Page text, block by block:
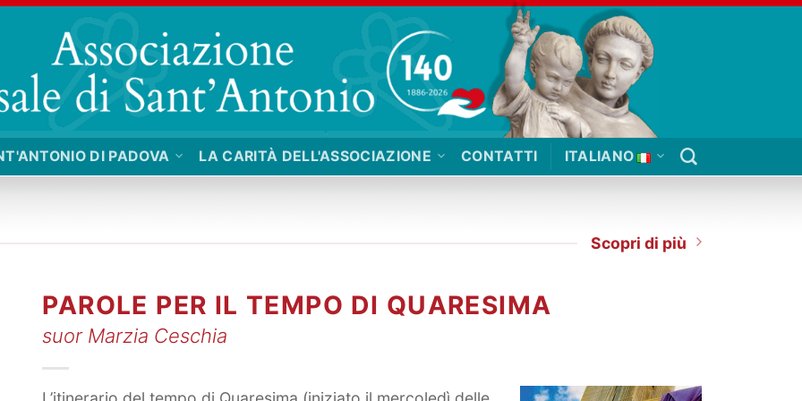
DI PADOVA LA CARITÀ DELL'ASSOCIAZIONE CONTATTI ITALIANO
Scopri di più
PAROLE PER IL TEMPO DI QUARESIMA
suor Marzia Ceschia